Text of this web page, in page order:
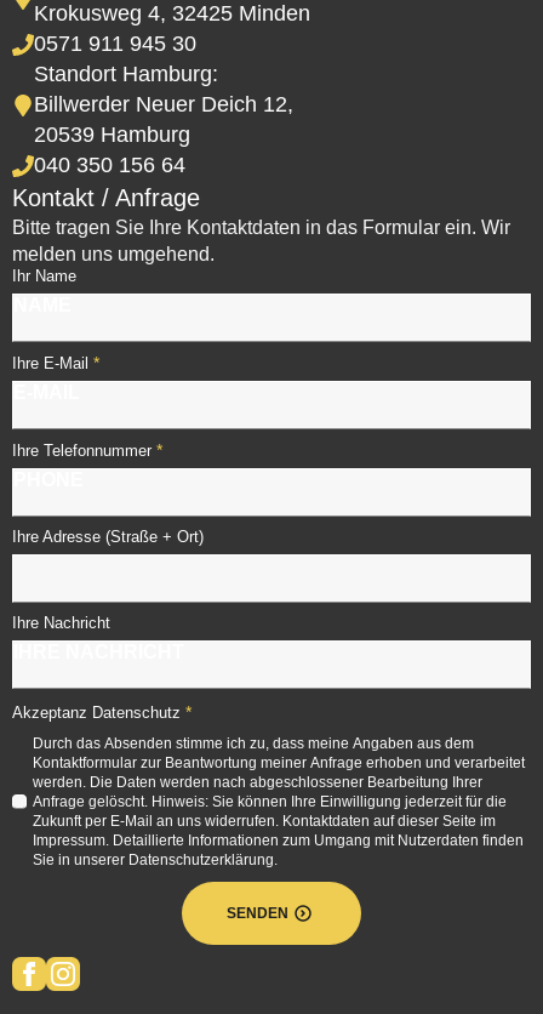
Krokusweg 4, 32425 Minden
0571 911 945 30
Standort Hamburg:
Billwerder Neuer Deich 12,
20539 Hamburg
040 350 156 64
Kontakt / Anfrage
Bitte tragen Sie Ihre Kontaktdaten in das Formular ein. Wir
melden uns umgehend.
Ihr Name
Ihre E-Mail *
Ihre Telefonnummer *
Ihre Adresse (Straße + Ort)
Ihre Nachricht
Akzeptanz Datenschutz *
Durch das Absenden stimme ich zu, dass meine Angaben aus dem
Kontaktformular zur Beantwortung meiner Anfrage erhoben und verarbeitet
werden. Die Daten werden nach abgeschlossener Bearbeitung Ihrer
Anfrage gelöscht. Hinweis: Sie können Ihre Einwilligung jederzeit für die
Zukunft per E-Mail an uns widerrufen. Kontaktdaten auf dieser Seite im
Impressum. Detaillierte Informationen zum Umgang mit Nutzerdaten finden
Sie in unserer Datenschutzerklärung.
SENDEN